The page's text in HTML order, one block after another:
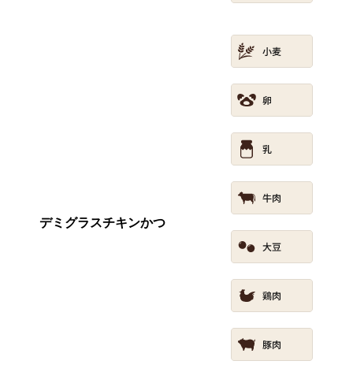
デミグラスチキンかつ